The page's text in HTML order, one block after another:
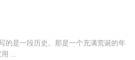
是一段历史。那是一个充满荒诞的年
...